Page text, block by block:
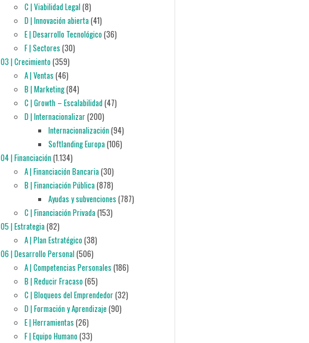
C | Viabilidad Legal(8)
D | Innovación abierta(41)
E | Desarrollo Tecnológico(36)
F | Sectores (30)
03 | Crecimiento(359)
A | Ventas (46)
B | Marketing(84)
C | Growth – Escalabilidad(47)
D | Internacionalizar(200)
Internacionalización(94)
Softlanding Europa(106)
04 | Financiación(1.134)
A | Financiación Bancaria(30)
B | Financiación Pública(878)
Ayudas y subvenciones (787)
C | Financiación Privada(153)
05 | Estrategia(82)
A | Plan Estratégico(38)
06 | Desarrollo Personal(506)
A | Competencias Personales (186)
B | Reducir Fracaso(65)
C | Bloqueos del Emprendedor(32)
D | Formación y Aprendizaje (90)
E | Herramientas (26)
F | Equipo Humano(33)